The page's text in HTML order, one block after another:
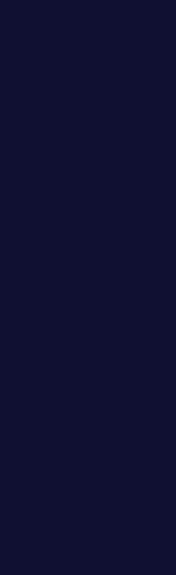
الظفرة
تتجه أنظار
اليوم
حيث
الظفرة”
الجولة
تمام
ويدخل
طابعاً